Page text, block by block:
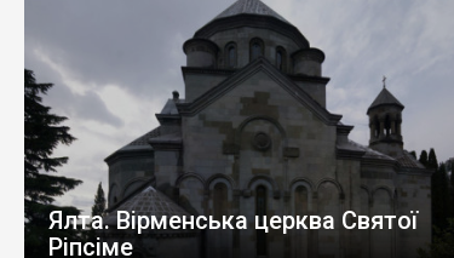
називаються «повстяками» (postaki)…” “Вино. Крим
виробляє відмінне вино і його вдосталь: воно все
легке біле і дуже […]
Ялта. Вірменська церква Святої
Ріпсіме